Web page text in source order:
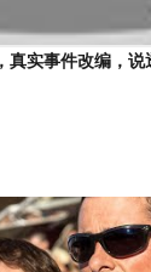
真实事件改编，